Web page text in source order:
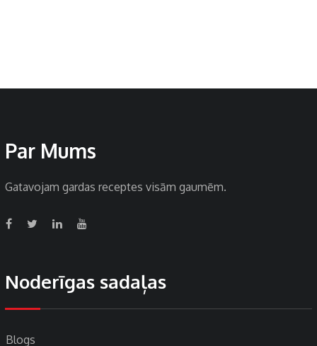
Par Mums
Gatavojam gardas receptes visām gaumēm.
Noderīgas sadaļas
Blogs